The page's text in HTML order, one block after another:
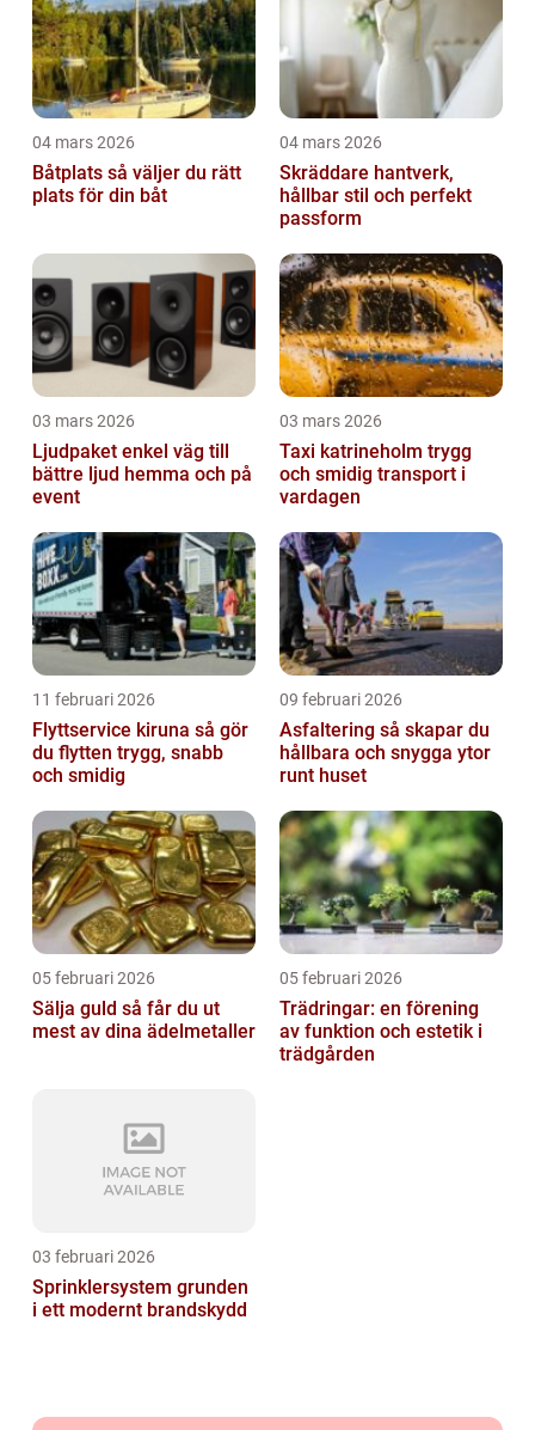
04 mars 2026
Båtplats så väljer du rätt
plats för din båt
04 mars 2026
Skräddare hantverk,
hållbar stil och perfekt
passform
03 mars 2026
Ljudpaket enkel väg till
bättre ljud hemma och på
event
03 mars 2026
Taxi katrineholm trygg
och smidig transport i
vardagen
11 februari 2026
Flyttservice kiruna så gör
du flytten trygg, snabb
och smidig
09 februari 2026
Asfaltering så skapar du
hållbara och snygga ytor
runt huset
05 februari 2026
Sälja guld så får du ut
mest av dina ädelmetaller
05 februari 2026
Trädringar: en förening
av funktion och estetik i
trädgården
03 februari 2026
Sprinklersystem grunden
i ett modernt brandskydd